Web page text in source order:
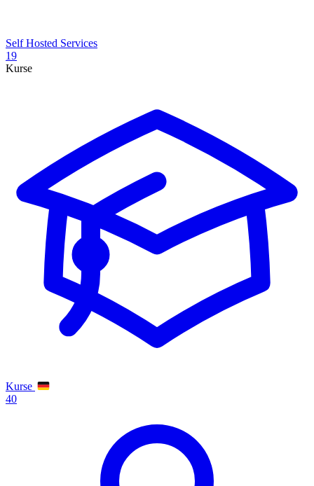
Self Hosted Services
19
Kurse
Kurse
40